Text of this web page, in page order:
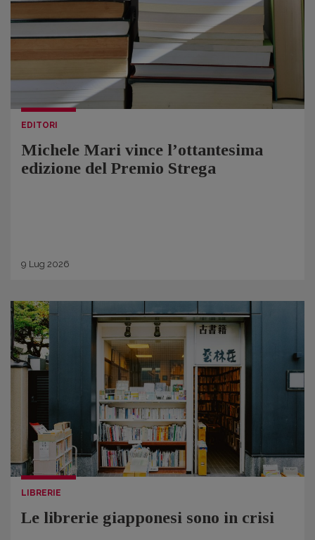
EDITORI
Michele Mari vince l’ottantesima
edizione del Premio Strega
9 Lug 2026
LIBRERIE
Le librerie giapponesi sono in crisi